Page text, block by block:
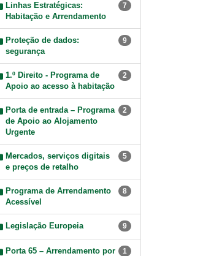
Linhas Estratégicas:
Habitação e Arrendamento
7
Proteção de dados:
segurança
9
1.º Direito - Programa de
Apoio ao acesso à habitação
2
Porta de entrada – Programa
de Apoio ao Alojamento
Urgente
2
Mercados, serviços digitais
e preços de retalho
5
Programa de Arrendamento
Acessível
8
Legislação Europeia 9
Porta 65 – Arrendamento por
1